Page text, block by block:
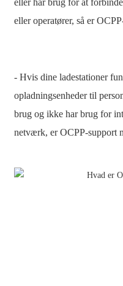
eller har brug for at
eller operatører, så er
- Hvis dine ladestationer
opladningsenheder til
brug og ikke har brug for
netværk, er OCPP-support